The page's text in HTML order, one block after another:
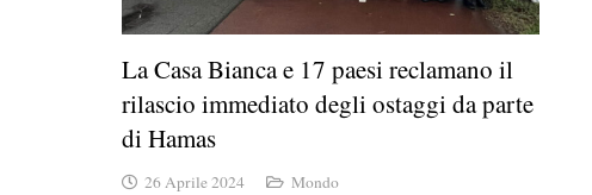
La Casa Bianca e 17 paesi reclamano il
rilascio immediato degli ostaggi da parte
di Hamas
26 Aprile 2024 Mondo